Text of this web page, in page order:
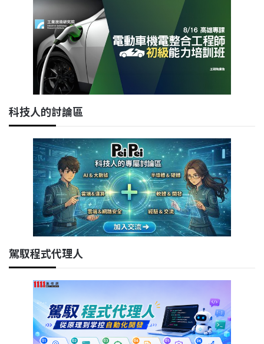
科技人的討論區
駕馭程式代理人